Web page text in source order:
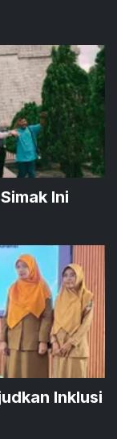
Ini
Inklusi